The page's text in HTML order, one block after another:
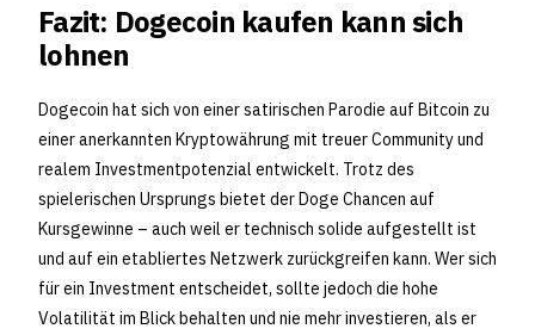
Fazit: Dogecoin kaufen kann sich
lohnen
Dogecoin hat sich von einer satirischen Parodie auf Bitcoin zu
einer anerkannten Kryptowährung mit treuer Community und
realem Investmentpotenzial entwickelt. Trotz des
spielerischen Ursprungs bietet der Doge Chancen auf
Kursgewinne – auch weil er technisch solide aufgestellt ist
und auf ein etabliertes Netzwerk zurückgreifen kann. Wer sich
für ein Investment entscheidet, sollte jedoch die hohe
Volatilität im Blick behalten und nie mehr investieren, als er